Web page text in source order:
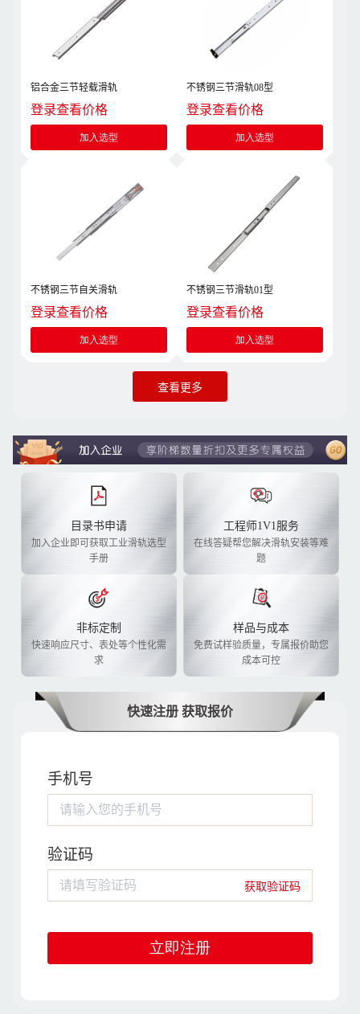
铝合金三节轻载滑轨
登录查看价格
加入选型
不锈钢三节滑轨08型
登录查看价格
加入选型
不锈钢三节自关滑轨
登录查看价格
加入选型
不锈钢三节滑轨01型
登录查看价格
加入选型
查看更多
目录书申请
加入企业即可获取工业滑轨选型
手册
工程师1V1服务
在线答疑帮您解决滑轨安装等难
题
非标定制
快速响应尺寸、表处等个性化需
求
样品与成本
免费试样验质量，专属报价助您
成本可控
快速注册 获取报价
手机号
请输入您的手机号
验证码
请填写验证码 获取验证码
立即注册